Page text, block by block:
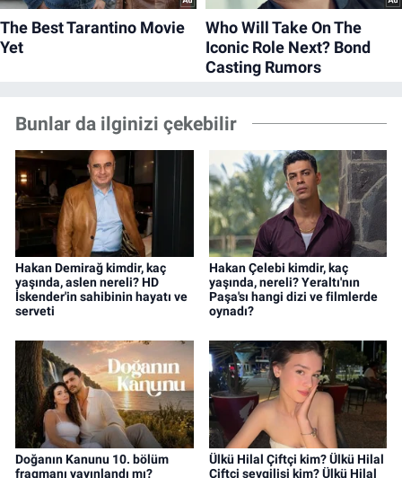
Bunlar da ilginizi çekebilir
Hakan Demirağ kimdir, kaç
yaşında, aslen nereli? HD
İskender'in sahibinin hayatı ve
serveti
Hakan Çelebi kimdir, kaç
yaşında, nereli? Yeraltı'nın
Paşa'sı hangi dizi ve filmlerde
oynadı?
Doğanın Kanunu 10. bölüm
fragmanı yayınlandı mı?
Ülkü Hilal Çiftçi kim? Ülkü Hilal
Çiftçi sevgilisi kim? Ülkü Hilal